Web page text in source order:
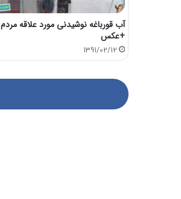
آب قورباغه نوشیدنی مورد علاقه مردم
+عکس
1391/02/12